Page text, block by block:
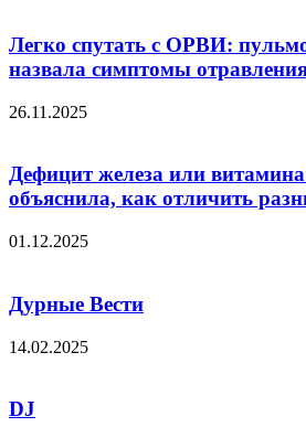
Легко спутать с ОРВИ:
назвала симптомы
26.11.2025
Дефицит железа или
объяснила, как отличить
01.12.2025
Дурные Вести
14.02.2025
DJ